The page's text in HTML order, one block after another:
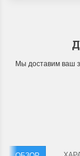
Мы доставим ваш